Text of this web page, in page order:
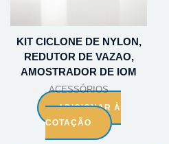
KIT CICLONE DE NYLON,
REDUTOR DE VAZAO,
AMOSTRADOR DE IOM
ACESSÓRIOS
ADICIONAR À
COTAÇÃO